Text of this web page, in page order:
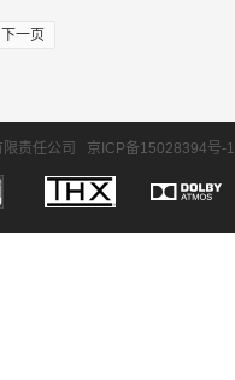
下一页
限责任公司 京ICP备15028394号-1